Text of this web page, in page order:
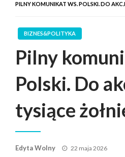
PILNY KOMUNIKAT WS. POLSKI. DO
BIZNES&POLITYKA
Pilny
Polski. Do
tysiące
Edyta Wolny
Posted
22 maja 2026